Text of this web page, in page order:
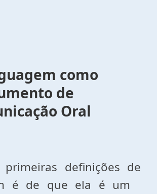
como
de
Oral
definições de
é de que ela é um